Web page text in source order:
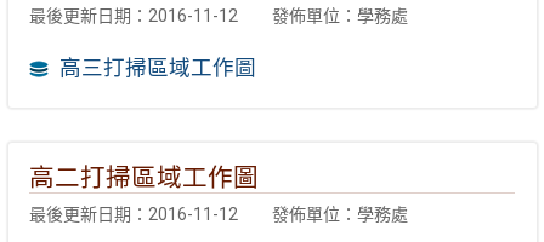
最後更新日期：2016-11-12 發佈單位：學務處
高三打掃區域工作圖
高二打掃區域工作圖
最後更新日期：2016-11-12 發佈單位：學務處